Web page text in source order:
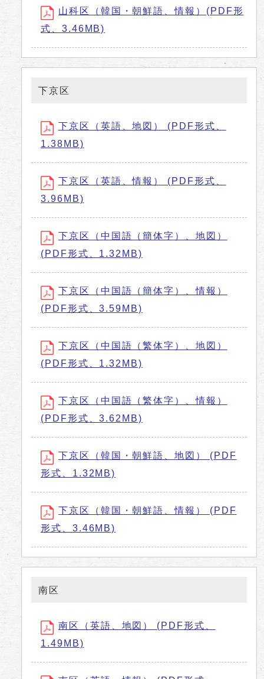
山科区（韓国・朝鮮語、情報）(PDF形
式、3.46MB)
下京区
下京区（英語、地図） (PDF形式、
1.38MB)
下京区（英語、情報） (PDF形式、
3.96MB)
下京区（中国語（簡体字）、地図）
(PDF形式、1.32MB)
下京区（中国語（簡体字）、情報）
(PDF形式、3.59MB)
下京区（中国語（繁体字）、地図）
(PDF形式、1.32MB)
下京区（中国語（繁体字）、情報）
(PDF形式、3.62MB)
下京区（韓国・朝鮮語、地図） (PDF
形式、1.32MB)
下京区（韓国・朝鮮語、情報） (PDF
形式、3.46MB)
南区
南区（英語、地図） (PDF形式、
1.49MB)